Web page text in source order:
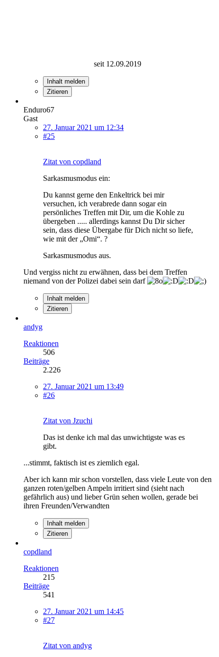
seit 12.09.2019
Inhalt melden
Zitieren
Enduro67
Gast
27. Januar 2021 um 12:34
#25
Zitat von copdland
Sarkasmusmodus ein:
Du kannst gerne den Enkeltrick bei mir
versuchen, ich verabrede dann sogar ein
persönliches Treffen mit Dir, um die Kohle zu
übergeben ..... allerdings kannst Du Dir sicher
sein, dass diese Übergabe für Dich nicht so liefe,
wie mit der „Omi“. ?
Sarkasmusmodus aus.
Und vergiss nicht zu erwähnen, dass bei dem Treffen
niemand von der Polizei dabei sein darf
Inhalt melden
Zitieren
andyg
Reaktionen
506
Beiträge
2.226
27. Januar 2021 um 13:49
#26
Zitat von Jzuchi
Das ist denke ich mal das unwichtigste was es
gibt.
...stimmt, faktisch ist es ziemlich egal.
Aber ich kann mir schon vorstellen, dass viele Leute von den
ganzen roten/gelben Ampeln irritiert sind (sieht nach
gefährlich aus) und lieber Grün sehen wollen, gerade bei
ihren Freunden/Verwandten
Inhalt melden
Zitieren
copdland
Reaktionen
215
Beiträge
541
27. Januar 2021 um 14:45
#27
Zitat von andyg